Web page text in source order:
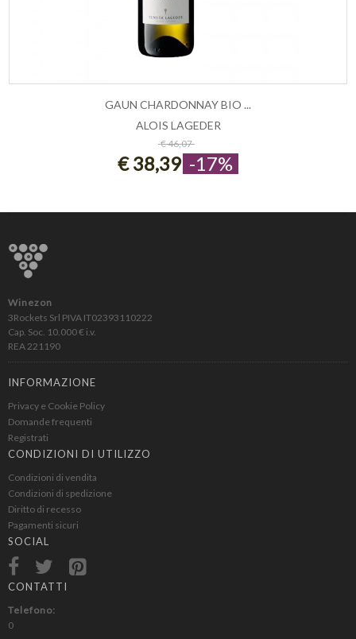
ESAURITO
GAUN CHARDONNAY BIO ...
ALOIS LAGEDER
€ 46,07
€ 38,39 -17%
Winezon
3Rockets Srl PIVA IT02393110222
Cap. Soc. 10.000 € i.v.
REA 221190
INFORMAZIONE
Privacy e Cookie Policy
Domande frequenti
Registrati
CONDIZIONI DI UTILIZZO
Condizioni di vendita
Condizioni di spedizione
Diritto di recesso
Pagamenti sicuri
SOCIAL
CONTATTI
Telefono:
0